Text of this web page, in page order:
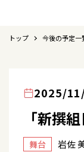
トップ 今後の予定一
2025/
「新撰
舞台 岩佐